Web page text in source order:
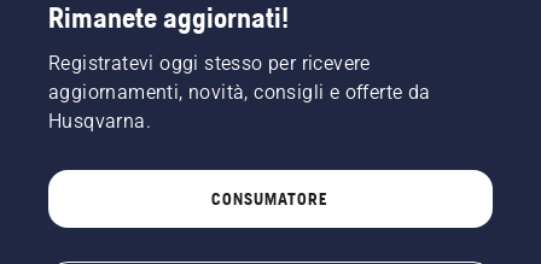
Rimanete aggiornati!
Registratevi oggi stesso per ricevere
aggiornamenti, novità, consigli e offerte da
Husqvarna.
CONSUMATORE